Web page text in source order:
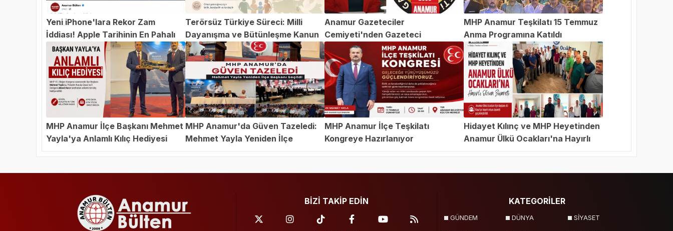
Yeni iPhone'lara Rekor Zam
İddiası! Apple Tarihinin En Pahalı
iPhone'u Geliyor
Terörsüz Türkiye Süreci: Milli
Dayanışma ve Bütünleşme Kanun
Teklifi TBMM'de
Anamur Gazeteciler
Cemiyeti'nden Gazeteci
Abdülvahap Şehitoğlu'na Yapılan
Saldırıya Kınama
MHP Anamur Teşkilatı 15 Temmuz
Anma Programına Katıldı
MHP Anamur İlçe Başkanı Mehmet
Yayla'ya Anlamlı Kılıç Hediyesi
MHP Anamur'da Güven Tazeledi:
Mehmet Yayla Yeniden İlçe
MHP Anamur İlçe Teşkilatı
Kongreye Hazırlanıyor
Hidayet Kılınç ve MHP Heyetinden
Anamur Ülkü Ocakları'na Hayırlı
BİZİ TAKİP EDİN KATEGORİLER
GÜNDEM DÜNYA SİYASET